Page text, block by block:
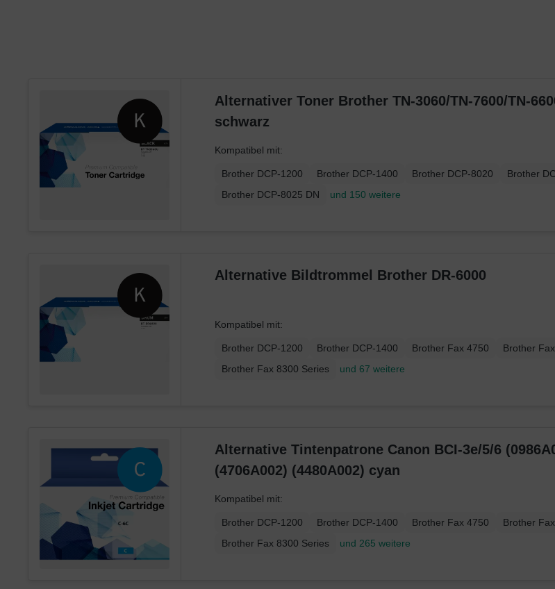
Alternativer Toner Brother TN-3060/TN-7600/TN-
schwarz
Kompatibel mit:
Brother DCP-1200 Brother DCP-1400 Brother DCP-8020
Brother
Brother DCP-8025 DN
und 150 weitere
Alternative Bildtrommel Brother DR-6000
Kompatibel mit:
Brother DCP-1200 Brother DCP-1400 Brother Fax 4750
Brother
Brother Fax 8300 Series
und 67 weitere
Alternative Tintenpatrone Canon BCI-3e/5/6
(4706A002) (4480A002) cyan
Kompatibel mit:
Brother DCP-1200 Brother DCP-1400 Brother Fax 4750
Brother
Brother Fax 8300 Series
und 265 weitere